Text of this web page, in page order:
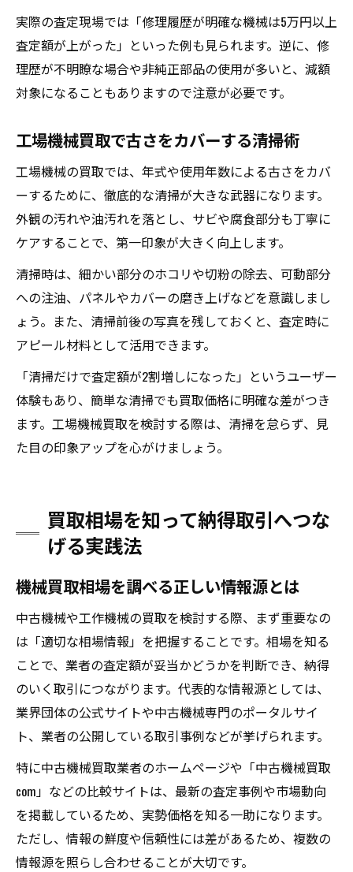
実際の査定現場では「修理履歴が明確な機械は5万円以上
査定額が上がった」といった例も見られます。逆に、修
理歴が不明瞭な場合や非純正部品の使用が多いと、減額
対象になることもありますので注意が必要です。
工場機械買取で古さをカバーする清掃術
工場機械の買取では、年式や使用年数による古さをカバ
ーするために、徹底的な清掃が大きな武器になります。
外観の汚れや油汚れを落とし、サビや腐食部分も丁寧に
ケアすることで、第一印象が大きく向上します。
清掃時は、細かい部分のホコリや切粉の除去、可動部分
への注油、パネルやカバーの磨き上げなどを意識しまし
ょう。また、清掃前後の写真を残しておくと、査定時に
アピール材料として活用できます。
「清掃だけで査定額が2割増しになった」というユーザー
体験もあり、簡単な清掃でも買取価格に明確な差がつき
ます。工場機械買取を検討する際は、清掃を怠らず、見
た目の印象アップを心がけましょう。
買取相場を知って納得取引へつな
げる実践法
機械買取相場を調べる正しい情報源とは
中古機械や工作機械の買取を検討する際、まず重要なの
は「適切な相場情報」を把握することです。相場を知る
ことで、業者の査定額が妥当かどうかを判断でき、納得
のいく取引につながります。代表的な情報源としては、
業界団体の公式サイトや中古機械専門のポータルサイ
ト、業者の公開している取引事例などが挙げられます。
特に中古機械買取業者のホームページや「中古機械買取
com」などの比較サイトは、最新の査定事例や市場動向
を掲載しているため、実勢価格を知る一助になります。
ただし、情報の鮮度や信頼性には差があるため、複数の
情報源を照らし合わせることが大切です。